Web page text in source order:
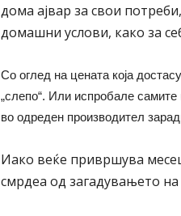
дома ајвар за свои
домашни услови, како за
Со оглед на цената која
„слепо“. Или испробале
во одреден производител
Иако веќе привршува
смрдеа од загадувањето